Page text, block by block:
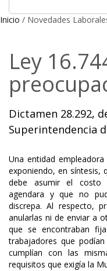
Inicio / Novedades
Ley
Dictamen 28.292,
Superintendencia
Una entidad
exponiendo, en síntesis,
debe asumir el costo
agendara y que no
discrepa. Al respecto,
anularlas ni de enviar a
que se encontraban
trabajadores que
cumplían con las
requisitos que exigía la